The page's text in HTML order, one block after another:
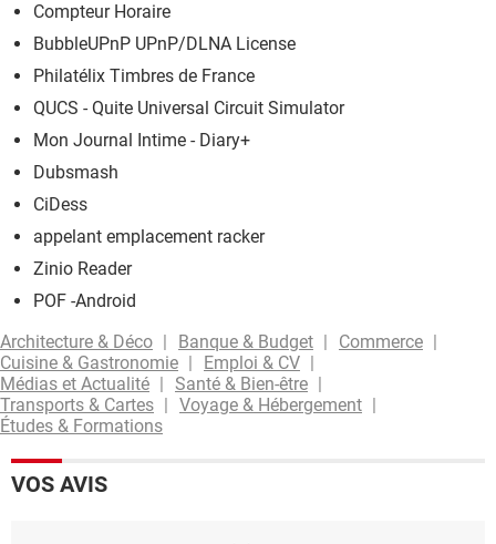
Compteur Horaire
BubbleUPnP UPnP/DLNA License
Philatélix Timbres de France
QUCS - Quite Universal Circuit Simulator
Mon Journal Intime - Diary+
Dubsmash
CiDess
appelant emplacement racker
Zinio Reader
POF -Android
Architecture & Déco
Banque & Budget
Commerce
Cuisine & Gastronomie
Emploi & CV
Médias et Actualité
Santé & Bien-être
Transports & Cartes
Voyage & Hébergement
Études & Formations
VOS AVIS